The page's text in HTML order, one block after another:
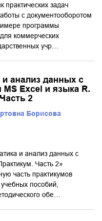
практических задач
с документооборотом
программы
коммерческих
учр…
и анализ данных с
MS Excel и языка R.
2
Борисова
и анализ данных с
Часть 2»
часть практикумов
пособий,
обе…